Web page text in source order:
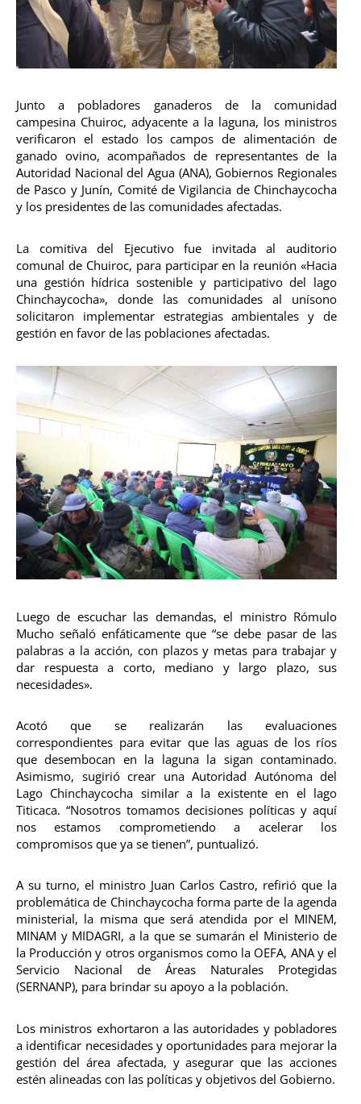
Junto a pobladores ganaderos de la comunidad
campesina Chuiroc, adyacente a la laguna, los ministros
verificaron el estado los campos de alimentación de
ganado ovino, acompañados de representantes de la
Autoridad Nacional del Agua (ANA), Gobiernos Regionales
de Pasco y Junín, Comité de Vigilancia de Chinchaycocha
y los presidentes de las comunidades afectadas.
La comitiva del Ejecutivo fue invitada al auditorio
comunal de Chuiroc, para participar en la reunión «Hacia
una gestión hídrica sostenible y participativo del lago
Chinchaycocha», donde las comunidades al unísono
solicitaron implementar estrategias ambientales y de
gestión en favor de las poblaciones afectadas.
Luego de escuchar las demandas, el ministro Rómulo
Mucho señaló enfáticamente que “se debe pasar de las
palabras a la acción, con plazos y metas para trabajar y
dar respuesta a corto, mediano y largo plazo, sus
necesidades».
Acotó que se realizarán las evaluaciones
correspondientes para evitar que las aguas de los ríos
que desembocan en la laguna la sigan contaminado.
Asimismo, sugirió crear una Autoridad Autónoma del
Lago Chinchaycocha similar a la existente en el lago
Titicaca. “Nosotros tomamos decisiones políticas y aquí
nos estamos comprometiendo a acelerar los
compromisos que ya se tienen”, puntualizó.
A su turno, el ministro Juan Carlos Castro, refirió que la
problemática de Chinchaycocha forma parte de la agenda
ministerial, la misma que será atendida por el MINEM,
MINAM y MIDAGRI, a la que se sumarán el Ministerio de
la Producción y otros organismos como la OEFA, ANA y el
Servicio Nacional de Áreas Naturales Protegidas
(SERNANP), para brindar su apoyo a la población.
Los ministros exhortaron a las autoridades y pobladores
a identificar necesidades y oportunidades para mejorar la
gestión del área afectada, y asegurar que las acciones
estén alineadas con las políticas y objetivos del Gobierno.